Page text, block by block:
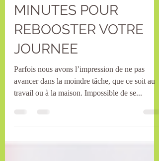
14 oct. 2022
4 min de lecture
MICRO SIESTE : 5
MINUTES POUR
REBOOSTER VOTRE
JOURNEE
travail ou à la maison. Impossible de se...